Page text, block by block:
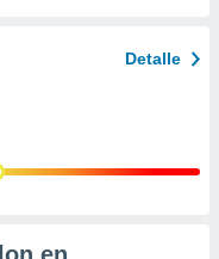
Detalle